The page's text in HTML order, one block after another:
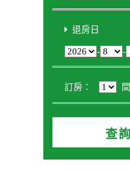
退房日
- -
訂房： 間